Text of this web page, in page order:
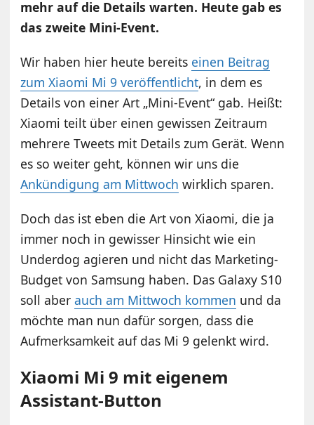
mehr auf die Details warten. Heute gab es
das zweite Mini-Event.
Wir haben hier heute bereits einen Beitrag
zum Xiaomi Mi 9 veröffentlicht, in dem es
Details von einer Art „Mini-Event“ gab. Heißt:
Xiaomi teilt über einen gewissen Zeitraum
mehrere Tweets mit Details zum Gerät. Wenn
es so weiter geht, können wir uns die
Ankündigung am Mittwoch wirklich sparen.
Doch das ist eben die Art von Xiaomi, die ja
immer noch in gewisser Hinsicht wie ein
Underdog agieren und nicht das Marketing-
Budget von Samsung haben. Das Galaxy S10
soll aberauch am Mittwoch kommen und da
möchte man nun dafür sorgen, dass die
Aufmerksamkeit auf das Mi 9 gelenkt wird.
Xiaomi Mi 9 mit eigenem
Assistant-Button